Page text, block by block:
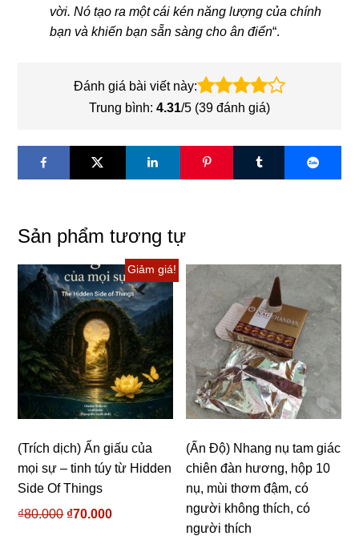
vời. Nó tạo ra một cái kén năng lượng của chính
bạn và khiến bạn sẵn sàng cho ân điển“.
Đánh giá bài viết này:
Trung bình: 4.31/5 (39 đánh giá)
Sản phẩm tương tự
Giảm giá!
(Trích dịch) Ẩn giấu của
mọi sự – tinh túy từ Hidden
Side Of Things
₫80.000 Giá
₫70.000
(Ấn Độ) Nhang nụ tam giác
chiên đàn hương, hộp 10
nụ, mùi thơm đậm, có
người không thích, có
người thích